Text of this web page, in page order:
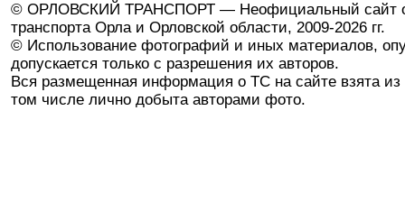
© ОРЛОВСКИЙ ТРАНСПОРТ — Неофициальный сайт
транспорта Орла и Орловской области, 2009-2026 гг.
© Использование фотографий и иных материалов,
допускается только с разрешения их авторов.
Вся размещенная информация о ТС на сайте взята из
том числе лично добыта авторами фото.